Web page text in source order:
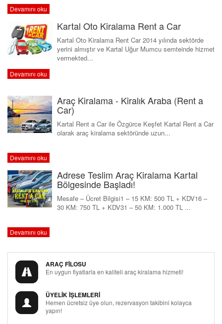
Devamını oku
Kartal Oto Kiralama Rent a Car
Kartal Oto Kiralama Rent Car 2014 yılında sektörde
yerini almıştır ve Kartal Uğur Mumcu semteinde hizmet
vermekted...
Devamını oku
Araç Kiralama - Kiralık Araba (Rent a
Car)
Kartal Rent a Car ile Özgürce Keşfet Kartal Rent a Car
olarak araç kiralama sektöründe uzun...
Devamını oku
Adrese Teslim Araç Kiralama Kartal
Bölgesinde Başladı!
Mesafe – Ücret Bilgisi1 – 15 KM: 500 TL + KDV16 –
30 KM: 750 TL + KDV31 – 50 KM: 1.000 TL ...
Devamını oku
ARAÇ FİLOSU
En uygun fiyatlarla en kaliteli araç kiralama hizmeti!
ÜYELİK İŞLEMLERİ
Hemen ücretsiz üye olun, rezervasyon takibini kolayca
yapın!